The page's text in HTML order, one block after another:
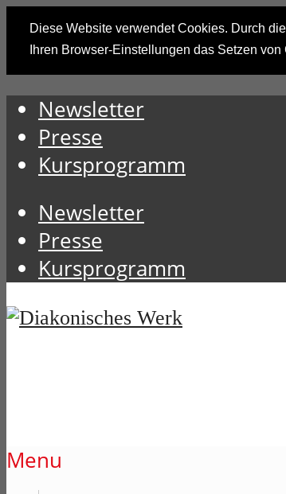
Diese Website verwendet Cookies. Durch
Ihren Browser-Einstellungen das Setzen
Newsletter
Presse
Kursprogramm
Newsletter
Presse
Kursprogramm
Menu